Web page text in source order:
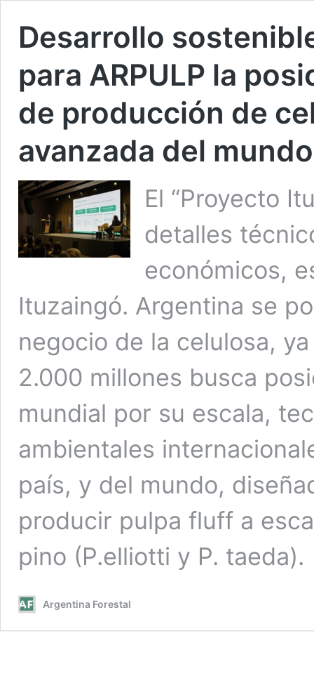
Desarrollo
para ARPULP la
de producción de
avanzada del mundo
El “Proyecto
detalles
económicos,
Ituzaingó. Argentina se
negocio de la celulosa,
2.000 millones busca
mundial por su escala,
ambientales
país, y del mundo,
producir pulpa fluff a
pino (P.elliotti y P. taeda).
Argentina Forestal